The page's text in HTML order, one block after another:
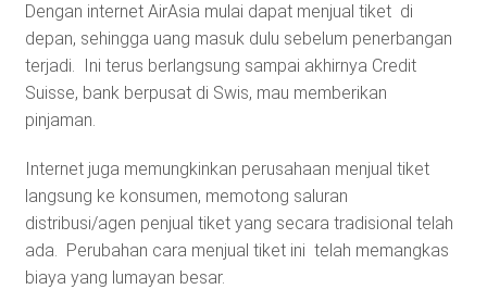
Dengan internet AirAsia mulai dapat menjual tiket di
depan, sehingga uang masuk dulu sebelum penerbangan
terjadi. Ini terus berlangsung sampai akhirnya Credit
Suisse, bank berpusat di Swis, mau memberikan
pinjaman.
Internet juga memungkinkan perusahaan menjual tiket
langsung ke konsumen, memotong saluran
distribusi/agen penjual tiket yang secara tradisional telah
ada. Perubahan cara menjual tiket ini telah memangkas
biaya yang lumayan besar.